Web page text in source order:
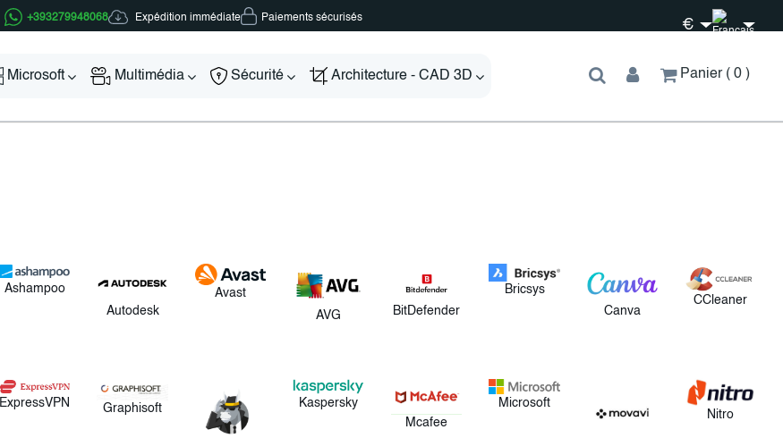
+393279948068 Expédition immédiate Paiements sécurisés €
Microsoft Multimédia Sécurité Architecture - CAD 3D Panier 0
Ashampoo
Autodesk
Avast
AVG
BitDefender
Bricsys
Canva
CCleaner
ExpressVPN Graphisoft
Kaspersky
Mcafee
Microsoft
Nitro